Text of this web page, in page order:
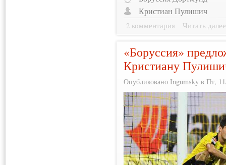
Кристиан Пулишич
2 комментария Читать далее
«Боруссия»
Кристиану
Опубликовано Ingumsky в Пт,